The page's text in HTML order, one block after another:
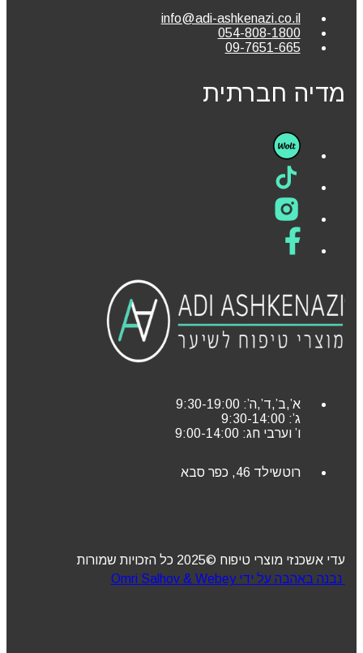
info@adi-ashkenazi.co.il
054-808-1800
09-7651-665
מדיה חברתית
א’,ב’,ד’,ה’: 9:30-19:00
ג’: 9:30-14:00
ו’ וערבי חג: 9:00-14:00
רוטשילד 46, כפר סבא
עדי אשכנזי מוצרי טיפוח ©2025 כל הזכויות שמורות
נבנה באהבה על ידי Omri Salhov & Webey